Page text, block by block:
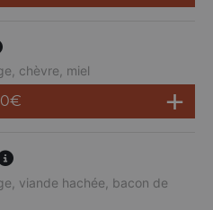
chèvre, miel
€
viande hachée, bacon de